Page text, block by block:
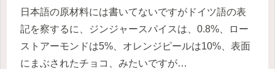
日本語の原材料には書いてないですがドイツ語の表
記を察するに、ジンジャースパイスは、0.8%、ロー
ストアーモンドは5%、オレンジピールは10%、表面
にまぶされたチョコ、みたいですが…